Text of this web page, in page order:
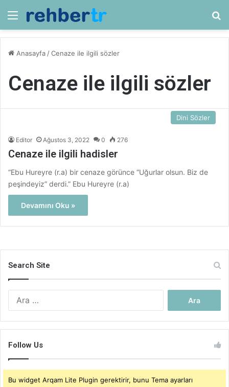
Menü
Anasayfa /Cenaze ile ilgili sözler
Cenaze ile ilgili sözler
Dini Sözler
Editor Ağustos 3, 2022 0 276
Cenaze ile ilgili hadisler
“Ebu Hureyre (r.a) bir cenaze görünce “Uğurlar olsun. Biz de
peşindeyiz” derdi.” Ebu Hureyre (r.a)
Devamını Oku »
Search Site
Follow Us
Bu widget Arqam Lite Plugin gerektirir, bunu Tema ayarları